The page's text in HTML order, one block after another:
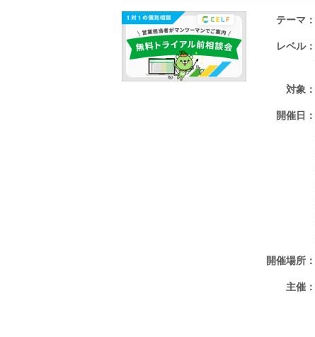
テーマ
レベル
対象
開催日
開催場所
主催